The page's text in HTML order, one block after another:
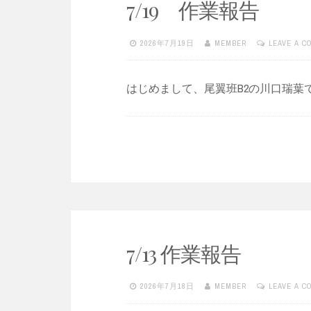
7/19 作業報告
2026年7月19日 MEMBER LEAVE A
はじめまして、尾翼班B2の川口瑞葉
7/13 作業報告
2026年7月18日 MEMBER LEAVE A